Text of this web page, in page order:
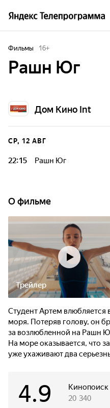
Фильмы 16+
Рашн Юг
Дом Кино Int
СР, 12 АВГ
22:15 Рашн Юг
О фильме
Трейлер
Студент Артем влюбляется
моря. Потеряв голову, он
за возлюбленной на Рашн
На море оказывается, что
уже ухаживают два
нет шансов. Даже помощь
только мешает. Но наш
Кинопоиск
4.9 20 340